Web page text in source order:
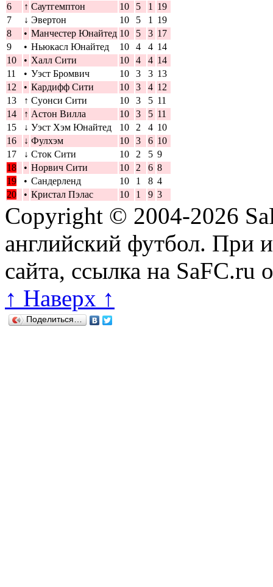
6
↑ Саутгемптон 10 5 1
19
7
↓ Эвертон 10 5 1
19
8
• Манчестер Юнайтед 10 5 3 17
9
• Ньюкасл Юнайтед 10 4 4 14
10
• Халл Сити 10 4 4 14
11
• Уэст Бромвич 10 3 3 13
12
• Кардифф Сити 10 3 4 12
13
↑ Суонси Сити 10 3 5 11
14
↑ Астон Вилла 10 3 5 11
15
↓ Уэст Хэм Юнайтед 10 2 4 10
16
↓ Фулхэм 10 3 6 10
17
↓ Сток Сити 10 2 5 9
18
• Норвич Сити 10 2 6 8
19
• Сандерленд 10 1 8 4
20
• Кристал Пэлас 10 1 9 3
Copyright © 2004-2026
английский футбол. При
сайта, ссылка на SaFC.ru
↑ Наверх ↑
Поделиться…